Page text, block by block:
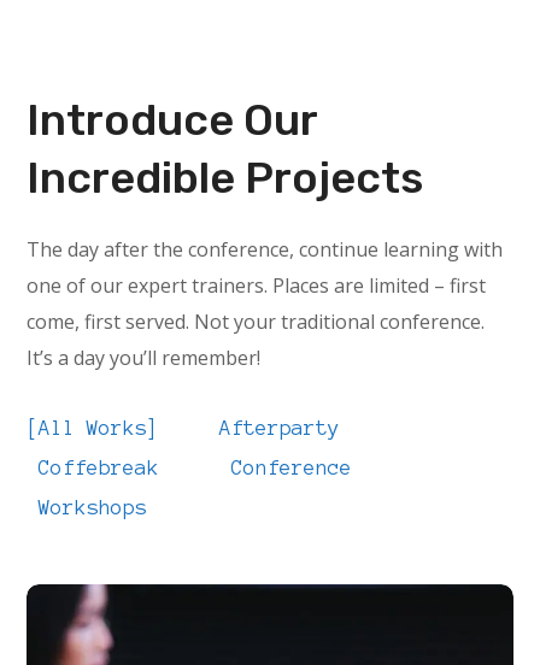
Introduce Our
Incredible Projects
The day after the conference, continue learning with
one of our expert trainers. Places are limited – first
come, first served. Not your traditional conference.
It’s a day you’ll remember!
All Works
Afterparty
Coffebreak
Conference
Workshops